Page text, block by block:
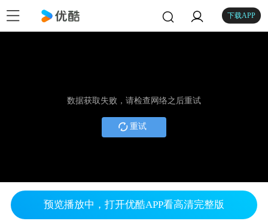
下载APP
数据获取失败，请检查网络之后重试
重试
预览播放中，打开优酷APP看高清完整版